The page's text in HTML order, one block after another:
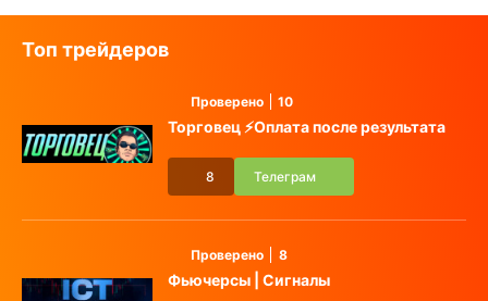
Топ трейдеров
Проверено 10
Торговец ⚡️Оплата после результата
8 Телеграм
Проверено 8
Фьючерсы | Сигналы